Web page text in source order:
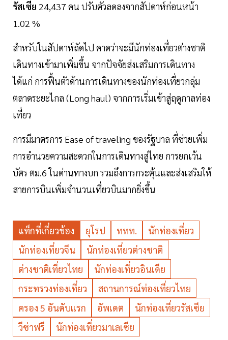
รัสเซีย 24,437 คน ปรับตัวลดลงจากสัปดาห์ก่อนหน้า
1.02 %
สําหรับในสัปดาห์ถัดไป คาดว่าจะมีนักท่องเที่ยวต่างชาติ
เดินทางเข้ามาเพิ่มขึ้น จากปัจจัยส่งเสริมการเดินทาง
ได้แก่ การฟื้นตัวด้านการเดินทางของนักท่องเที่ยวกลุ่ม
ตลาดระยะไกล (Long haul) จากการเริ่มเข้าสู่ฤดูกาลท่อง
เที่ยว
การมีมาตรการ Ease of traveling ของรัฐบาล ที่ช่วยเพิ่ม
การอํานวยความสะดวกในการเดินทางสู่ไทย การยกเว้น
บัตร ตม.6 ในด่านทางบก รวมถึงการกระตุ้นและส่งเสริมให้
สายการบินเพิ่มจํานวนเที่ยวบินมากยิ่งขึ้น
แท็กที่เกี่ยวข้อง ยุโรป ททท.
นักท่องเที่ยว
นักท่องเที่ยวจีน
นักท่องเที่ยวต่างชาติ
ต่างชาติเที่ยวไทย
นักท่องเที่ยวอินเดีย
กระทรวงท่องเที่ยว
สถานการณ์ท่องเที่ยวไทย
ครอง 5 อันดับแรก
อัพเดต
นักท่องเที่ยวรัสเซีย
วีซ่าฟรี
นักท่องเที่ยวมาเลเซีย